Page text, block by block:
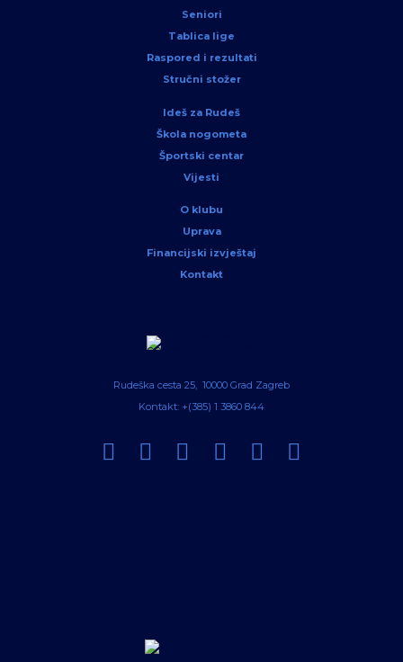
Seniori
Tablica lige
Raspored i rezultati
Stručni stožer
Ideš za Rudeš
Škola nogometa
Športski centar
Vijesti
O klubu
Uprava
Financijski izvještaj
Kontakt
Rudeška cesta 25, 10000 Grad Zagreb
Kontakt: +(385) 1 3860 844